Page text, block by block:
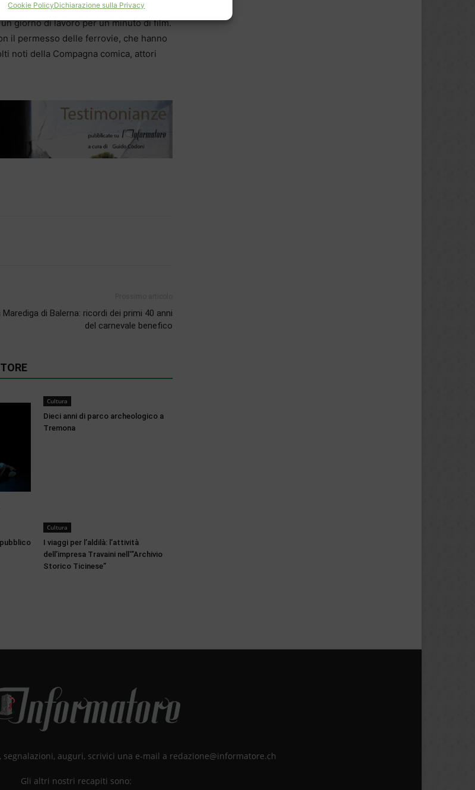
Cookie PolicyDichiarazione sulla Privacy
giorno di lavoro per un minuto di film.
il permesso delle ferrovie, che hanno
noti della Compagna comica, attori
Marediga di Balerna: ricordi dei primi 40 anni
del carnevale benefico
Cultura
Dieci anni di parco archeologico a
Tremona
Cultura
I viaggi per l’aldilà: l’attività
dell’impresa Travaini nell'”Archivio
Storico Ticinese”
auguri, scrivici una e-mail a redazione@informatore.ch
Gli altri nostri recapiti sono: